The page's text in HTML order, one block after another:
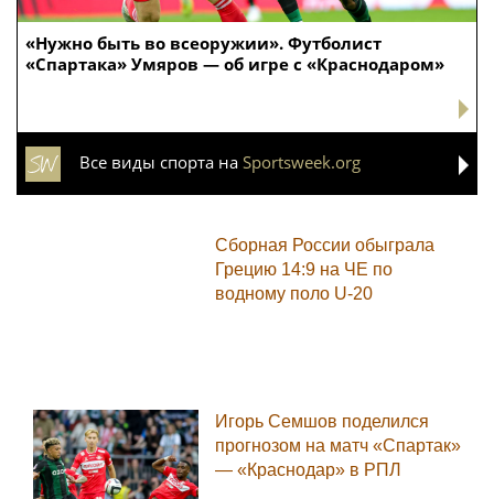
«Нужно быть во всеоружии». Футболист
«Спартака» Умяров — об игре с «Краснодаром»
Все виды спорта на Sportsweek.org
Сборная России обыграла
Грецию 14:9 на ЧЕ по
водному поло U-20
Игорь Семшов поделился
прогнозом на матч «Спартак»
— «Краснодар» в РПЛ